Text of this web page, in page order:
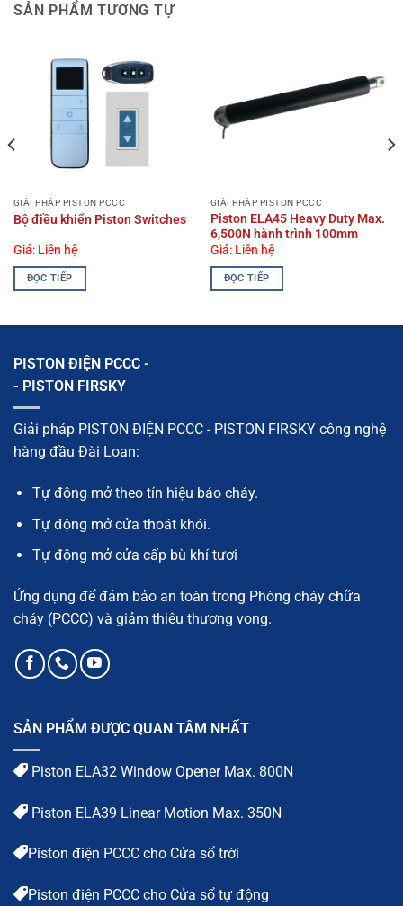
SẢN PHẨM TƯƠNG TỰ
GIẢI PHÁP PISTON PCCC
Bộ điều khiển Piston Switches
Giá: Liên hệ
ĐỌC TIẾP
GIẢI PHÁP PISTON PCCC
Piston ELA45 Heavy Duty Max.
6,500N hành trình 100mm
Giá: Liên hệ
ĐỌC TIẾP
PISTON ĐIỆN PCCC -
- PISTON FIRSKY
Giải pháp PISTON ĐIỆN PCCC - PISTON FIRSKY công nghệ
hàng đầu Đài Loan:
Tự động mở theo tín hiệu báo cháy.
Tự động mở cửa thoát khói.
Tự động mở cửa cấp bù khí tươi
Ứng dụng để đảm bảo an toàn trong Phòng cháy chữa
cháy (PCCC) và giảm thiêu thương vong.
SẢN PHẨM ĐƯỢC QUAN TÂM NHẤT
Piston ELA32 Window Opener Max. 800N
Piston ELA39 Linear Motion Max. 350N
Piston điện PCCC cho Cửa sổ trời
Piston điện PCCC cho Cửa sổ tự động